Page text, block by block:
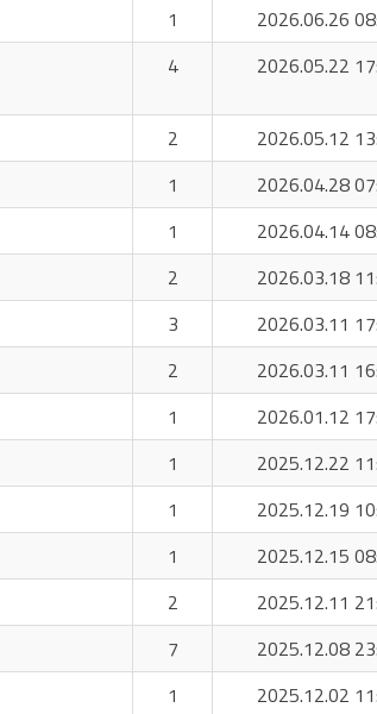
1 2026.06.26
4 2026.05.22
2 2026.05.12
1 2026.04.28
1 2026.04.14
2 2026.03.18
3 2026.03.11
2 2026.03.11
1 2026.01.12
1 2025.12.22
1 2025.12.19
1 2025.12.15
2 2025.12.11
7 2025.12.08
1 2025.12.02